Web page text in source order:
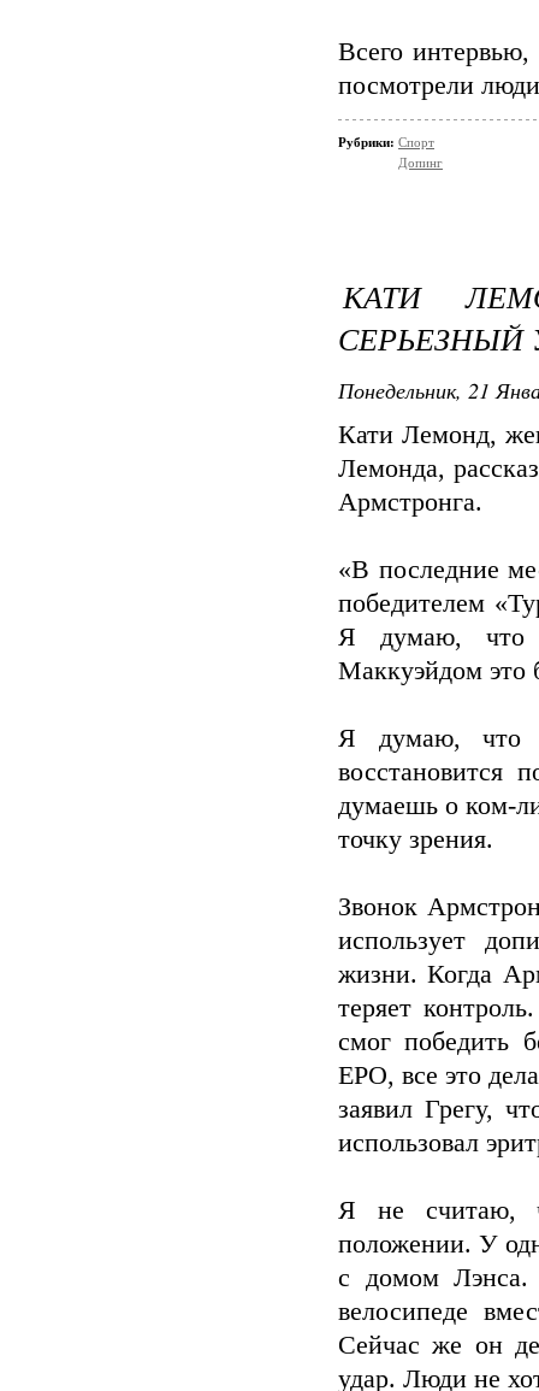
Всего интервью,
посмотрели
Рубрики: Спорт
Допинг
КАТИ
СЕРЬЕЗНЫЙ
Понедельник, 21
Кати Лемонд,
Лемонда,
Армстронга.
«В последние
победителем
Я думаю, что
Маккуэйдом это
Я думаю, что
восстановится
думаешь о ком-
точку зрения.
Звонок
использует
жизни. Когда
теряет
смог победить
EPO, все это
заявил Грегу,
использовал
Я не считаю,
положении. У
с домом Лэнса.
велосипеде
Сейчас же он
удар. Люди не